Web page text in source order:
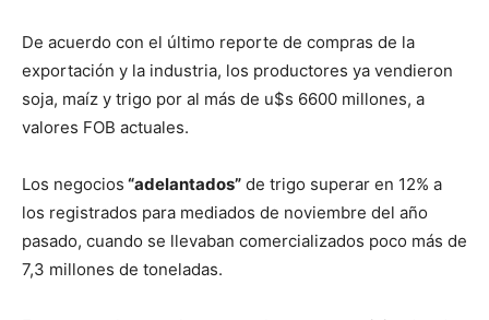
De acuerdo con el último reporte de compras de la
exportación y la industria, los productores ya vendieron
soja, maíz y trigo por al más de u$s 6600 millones, a
valores FOB actuales.
Los negocios “adelantados” de trigo superar en 12% a
los registrados para mediados de noviembre del año
pasado, cuando se llevaban comercializados poco más de
7,3 millones de toneladas.